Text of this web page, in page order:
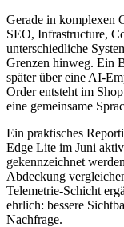
Gerade in komplexen
SEO, Infrastructure,
unterschiedliche
Grenzen hinweg. Ein
später über eine AI-
Order entsteht im
eine gemeinsame
Ein praktisches
Edge Lite im Juni
gekennzeichnet
Abdeckung
Telemetrie-Schicht
ehrlich: bessere
Nachfrage.